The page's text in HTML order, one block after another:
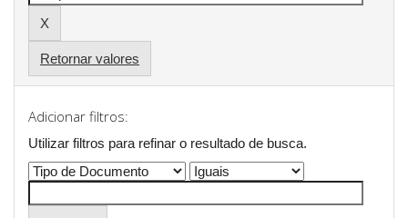
Retornar valores
Adicionar filtros:
Utilizar filtros para refinar o resultado de busca.